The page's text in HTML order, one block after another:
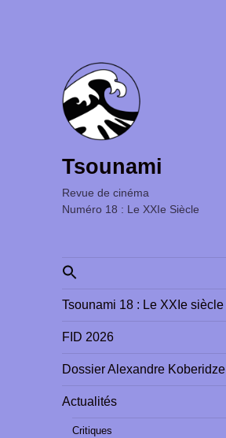
Tsounami
Revue de cinéma ‎ ‎ ‎ ‎ ‎ ‎ ‎ ‎ ‎ ‎ ‎ ‎ ‎ ‎ ‎ ‎ ‎ ‎ ‎ ‎ ‎ ‎ ‎ ‎ ‎ ‎
Numéro 18 : Le XXIe Siècle
Search
for:
Tsounami 18 : Le XXIe siècle
FID 2026
Dossier Alexandre Koberidze
Actualités
Critiques